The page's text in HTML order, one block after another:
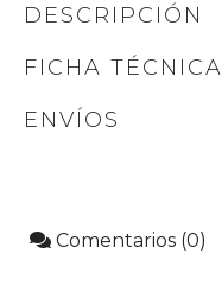
DESCRIPCIÓN
FICHA TÉCNICA
ENVÍOS
Comentarios (0)